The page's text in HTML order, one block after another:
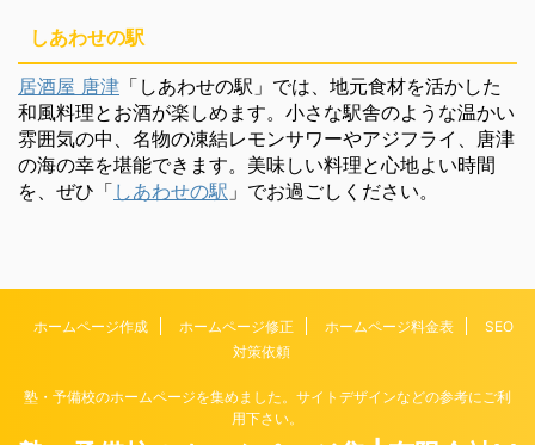
しあわせの駅
居酒屋 唐津 「しあわせの駅」では、地元食材を活かした
和風料理とお酒が楽しめます。小さな駅舎のような温かい
雰囲気の中、名物の凍結レモンサワーやアジフライ、唐津
の海の幸を堪能できます。美味しい料理と心地よい時間
を、ぜひ「 しあわせの駅 」でお過ごしください。
ホームページ作成 ホームページ修正 ホームページ料金表
SEO
対策依頼
塾・予備校のホームページを集めました。サイトデザインなどの参考にご利
用下さい。